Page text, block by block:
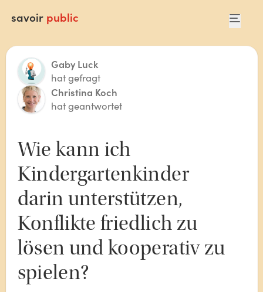
savoir public
Gaby Luck
hat gefragt
Christina Koch
hat geantwortet
Wie kann ich
Kindergartenkinder
darin unterstützen,
Konflikte friedlich zu
lösen und kooperativ zu
spielen?